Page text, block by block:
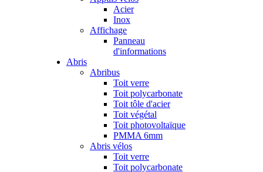
Acier
Inox
Affichage
Panneau
d'informations
Abris
Abribus
Toit verre
Toit polycarbonate
Toit tôle d'acier
Toit végétal
Toit photovoltaïque
PMMA 6mm
Abris vélos
Toit verre
Toit polycarbonate